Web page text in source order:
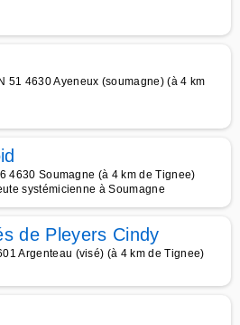
51 4630 Ayeneux (soumagne) (à 4 km
4630 Soumagne (à 4 km de Tignee)
systémicienne à Soumagne
de Pleyers Cindy
Argenteau (visé) (à 4 km de Tignee)